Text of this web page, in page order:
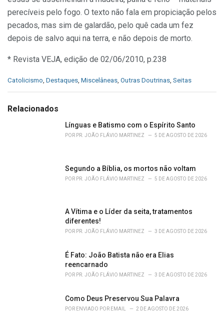
perecíveis pelo fogo. O texto não fala em propiciação pelos
pecados, mas sim de galardão, pelo quê cada um fez
depois de salvo aqui na terra, e não depois de morto.
* Revista VEJA, edição de 02/06/2010, p.238
C
e
Catolicismo Destaques Miscelâneas Outras Doutrinas Seitas
Relacionados
Línguas e Batismo com o Espírito Santo
POR PR. JOÃO FLÁVIO MARTINEZ 5 DE AGOSTO DE 2026
Segundo a Bíblia, os mortos não voltam
POR PR. JOÃO FLÁVIO MARTINEZ 5 DE AGOSTO DE 2026
A Vítima e o Líder da seita, tratamentos
diferentes!
POR PR. JOÃO FLÁVIO MARTINEZ 3 DE AGOSTO DE 2026
É Fato: João Batista não era Elias
reencarnado
POR PR. JOÃO FLÁVIO MARTINEZ 3 DE AGOSTO DE 2026
Como Deus Preservou Sua Palavra
POR ENVIADO POR EMAIL 2 DE AGOSTO DE 2026